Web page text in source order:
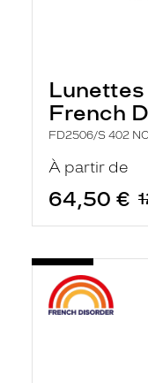
Lunettes
French
FD2506/S 402
À partir de
64,50 €